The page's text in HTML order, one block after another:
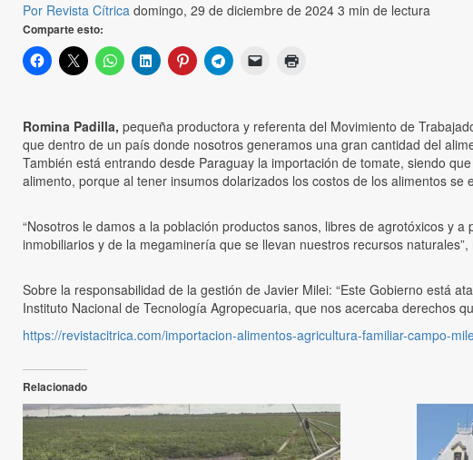
Por Revista Cítrica domingo, 29 de diciembre de 2024 3 min de lectura
Comparte esto:
Romina Padilla, pequeña productora y referenta del Movimiento de
que dentro de un país donde nosotros generamos una gran cantidad del
También está entrando desde Paraguay la importación de tomate, siendo
alimento, porque al tener insumos dolarizados los costos de los alimentos se
“Nosotros le damos a la población productos sanos, libres de agrotóxicos y
inmobiliarios y de la megaminería que se llevan nuestros recursos
Sobre la responsabilidad de la gestión de Javier Milei: “Este Gobierno está
Instituto Nacional de Tecnología Agropecuaria, que nos acercaba derechos
https://revistacitrica.com/importacion-alimentos-agricultura-familiar-campo-
Relacionado